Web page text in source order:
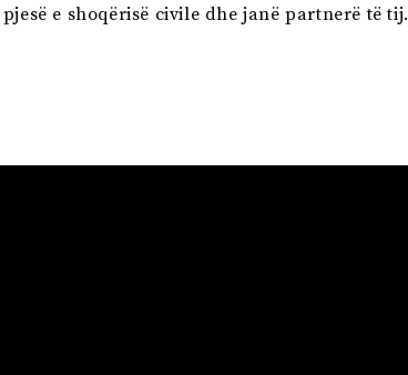
e shoqërisë civile dhe janë partnerë të tij.